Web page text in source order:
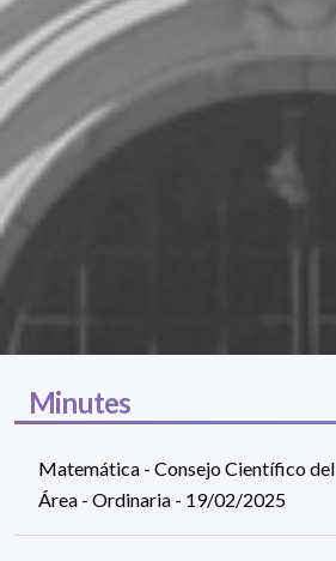
Minutes
Matemática - Consejo Científico del
Área - Ordinaria - 19/02/2025